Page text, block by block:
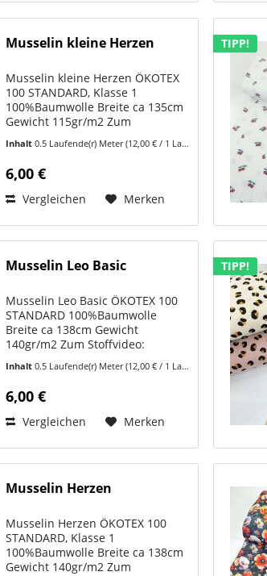
Musselin kleine Herzen
Musselin kleine Herzen ÖKOTEX
100 STANDARD, Klasse 1
100%Baumwolle Breite ca 135cm
Gewicht 115gr/m2 Zum
https://www.youtube.com/shorts/zIqgOyLEI5w
der Stoff, der sofort Emotion
auslöst –...
Inhalt0.5 Laufende(r) Meter(12,00 € / 1 Laufende(r) Meter)
6,00 €
Vergleichen Merken
TIPP!
Musselin Leo Basic
Musselin Leo Basic ÖKOTEX 100
STANDARD 100%Baumwolle
Breite ca 138cm Gewicht
140gr/m2 Zum Stoffvideo:
https://www.youtube.com/shorts/I6M99eaJcA0
Dieser Musselin Leo ist ein
moderner Baumwoll Musselin mit
angesagtem, grafischem...
Inhalt0.5 Laufende(r) Meter(12,00 € / 1 Laufende(r) Meter)
6,00 €
Vergleichen Merken
TIPP!
Musselin Herzen
Musselin Herzen ÖKOTEX 100
STANDARD, Klasse 1
100%Baumwolle Breite ca 138cm
Gewicht 140gr/m2 Zum